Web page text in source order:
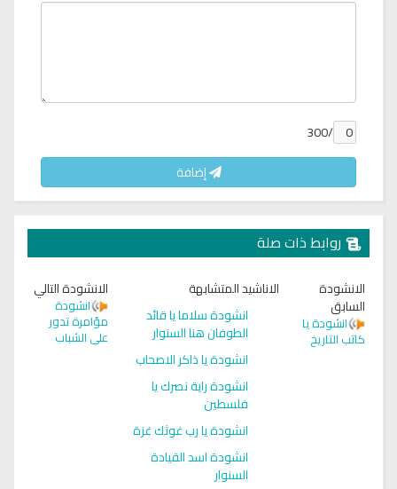
/300
إضافة
روابط ذات صلة
الانشودة
السابق
انشودة يا
كاتب التاريخ
الاناشيد المتشابهة
انشودة سلاما يا قائد
الطوفان هنا السنوار
انشودة يا ذاكر الاصحاب
انشودة راية نصرك يا
فلسطين
انشودة يا رب غوثك غزة
انشودة اسد القيادة
السنوار
الانشودة التالي
انشودة
مؤامرة تدور
على الشباب